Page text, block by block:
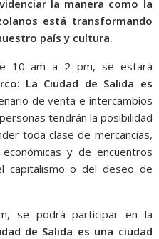
la manera como la
está transformando
país y cultura.
10 am a 2 pm, se estará
La Ciudad de Salida es
de venta e intercambios
tendrán la posibilidad
toda clase de mercancías,
y de encuentros
capitalismo o del deseo de
se podrá participar en la
de Salida es una ciudad